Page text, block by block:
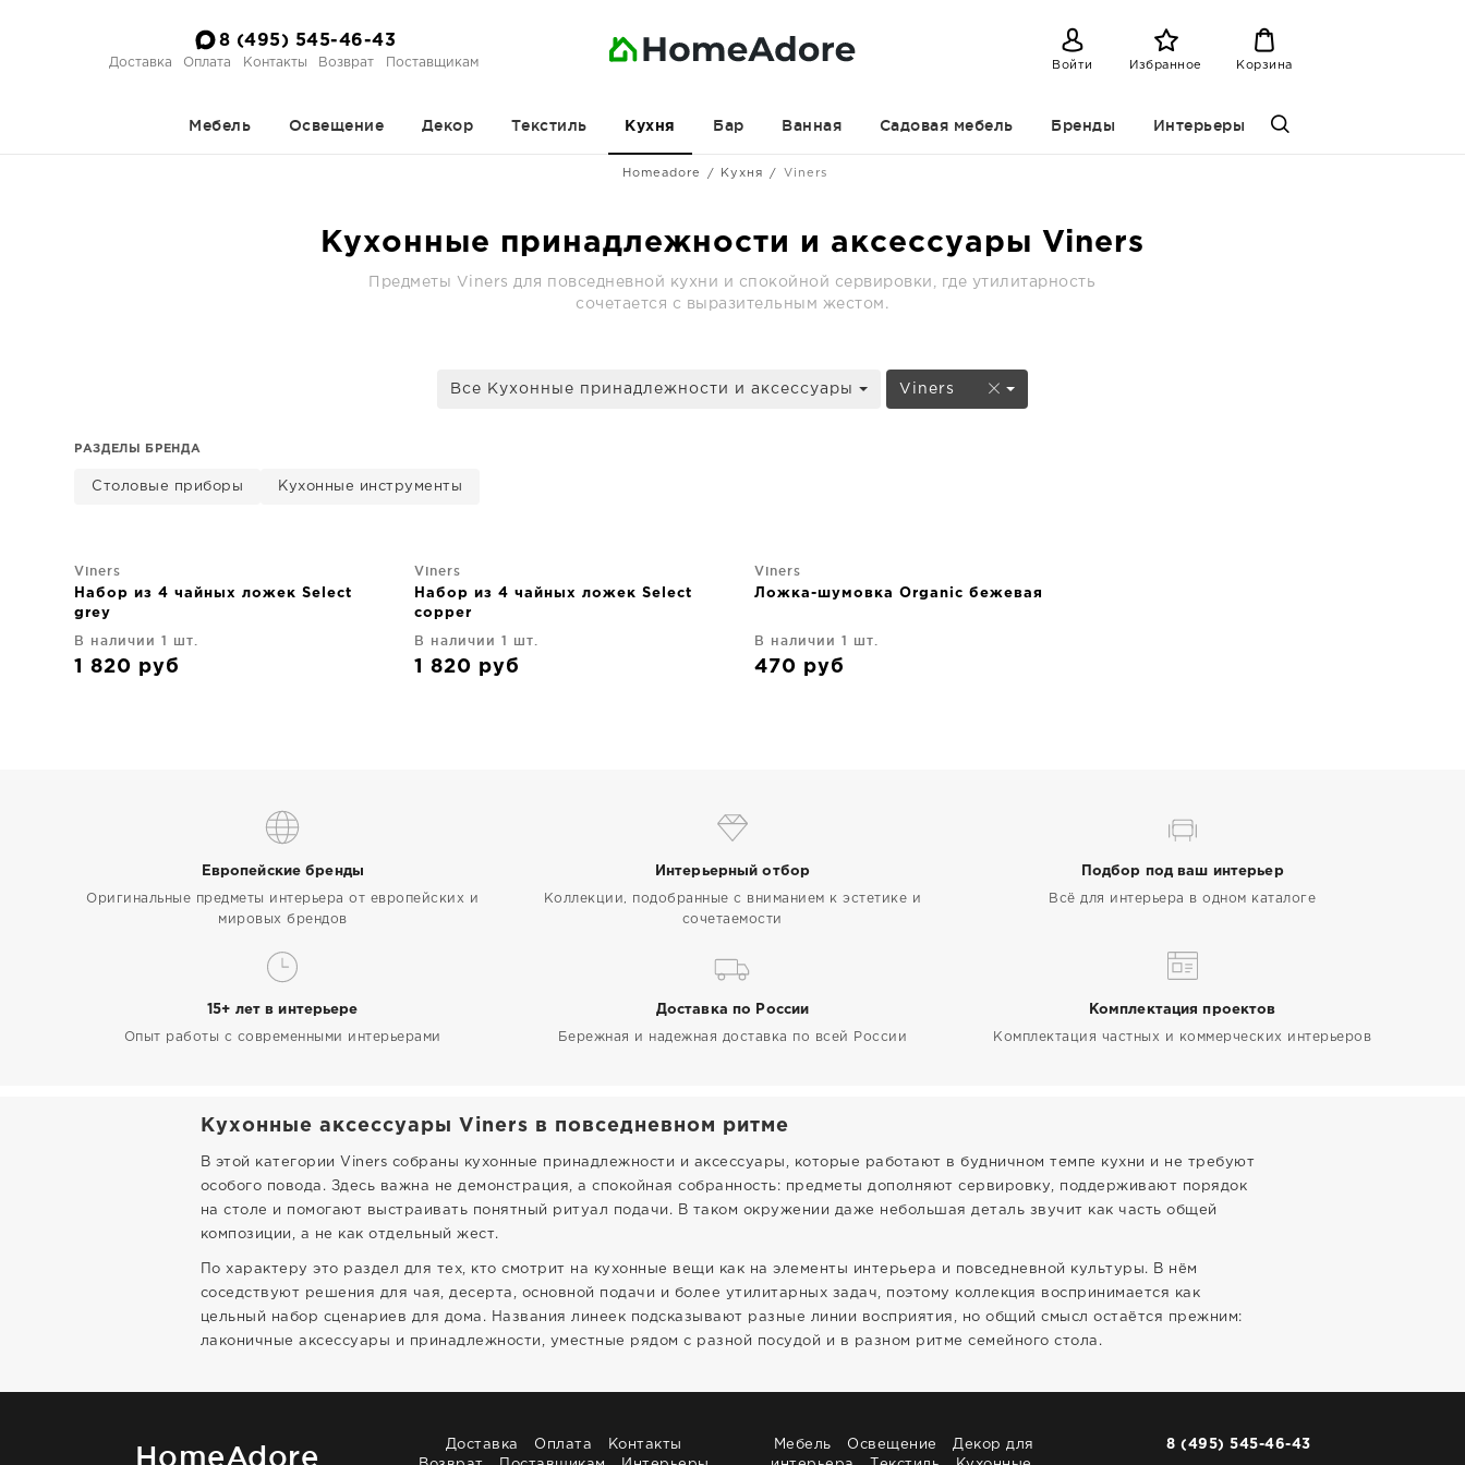
8 (495) 545-46-43
Доставка Оплата Контакты Возврат Поставщикам Войти Избранное Корзина
Мебель Освещение Декор Текстиль Кухня Бар Ванная Садовая мебель Бренды Интерьеры
Homeadore Кухня Viners
Кухонные принадлежности и аксессуары Viners
Предметы Viners для повседневной кухни и спокойной сервировки, где утилитарность
сочетается с выразительным жестом.
Все Кухонные принадлежности и аксессуары Viners
РАЗДЕЛЫ БРЕНДА
Столовые приборы Кухонные инструменты
Viners
Набор из 4 чайных ложек Select
grey
В наличии 1 шт.
1 820 руб
Viners
Набор из 4 чайных ложек Select
copper
В наличии 1 шт.
1 820 руб
Viners
Ложка-шумовка Organic бежевая
В наличии 1 шт.
470 руб
Европейские бренды
Оригинальные предметы интерьера от европейских и
мировых брендов
Интерьерный отбор
Коллекции, подобранные с вниманием к эстетике и
сочетаемости
Подбор под ваш интерьер
Всё для интерьера в одном каталоге
15+ лет в интерьере
Опыт работы с современными интерьерами
Доставка по России
Бережная и надежная доставка по всей России
Комплектация проектов
Комплектация частных и коммерческих интерьеров
Кухонные аксессуары Viners в повседневном ритме
В этой категории Viners собраны кухонные принадлежности и аксессуары, которые работают в будничном темпе кухни и не требуют
особого повода. Здесь важна не демонстрация, а спокойная собранность: предметы дополняют сервировку, поддерживают порядок
на столе и помогают выстраивать понятный ритуал подачи. В таком окружении даже небольшая деталь звучит как часть общей
композиции, а не как отдельный жест.
По характеру это раздел для тех, кто смотрит на кухонные вещи как на элементы интерьера и повседневной культуры. В нём
соседствуют решения для чая, десерта, основной подачи и более утилитарных задач, поэтому коллекция воспринимается как
цельный набор сценариев для дома. Названия линеек подсказывают разные линии восприятия, но общий смысл остаётся прежним:
лаконичные аксессуары и принадлежности, уместные рядом с разной посудой и в разном ритме семейного стола.
HomeAdore 8 (495) 545-46-43
Доставка Оплата
Контакты
Мебель Освещение
Декор для